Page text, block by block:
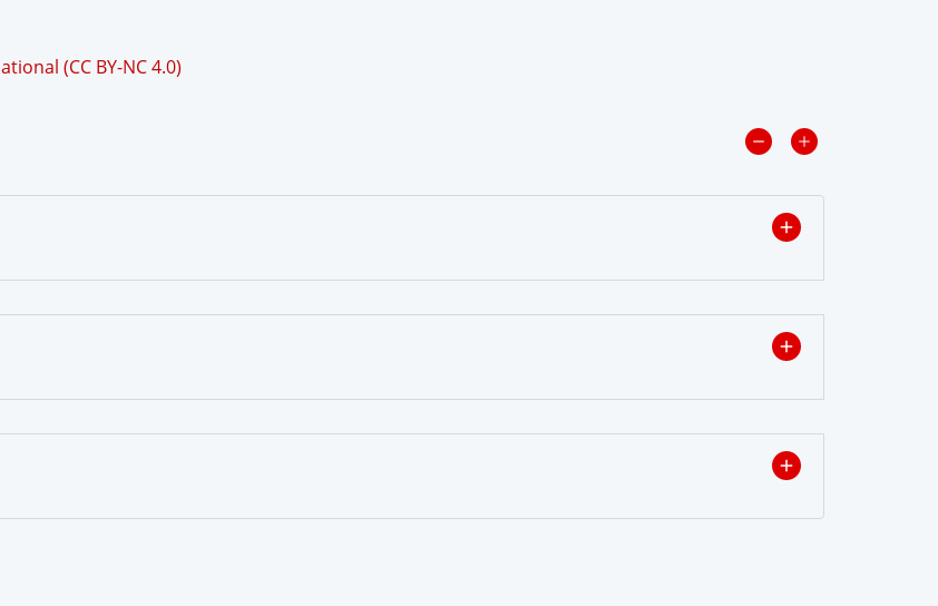
(CC BY-NC 4.0)